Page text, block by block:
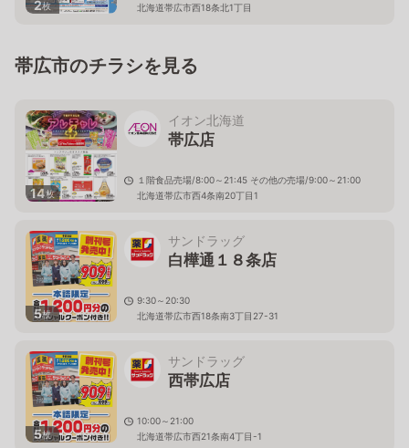
2枚
北海道帯広市西18条北1丁目
帯広市のチラシを見る
14枚
イオン北海道
帯広店
１階食品売場/8:00～21:45 その他の売場/9:00～21:00
北海道帯広市西4条南20丁目1
5枚
サンドラッグ
白樺通１８条店
9:30～20:30
北海道帯広市西18条南3丁目27-31
5枚
サンドラッグ
西帯広店
10:00～21:00
北海道帯広市西21条南4丁目-1